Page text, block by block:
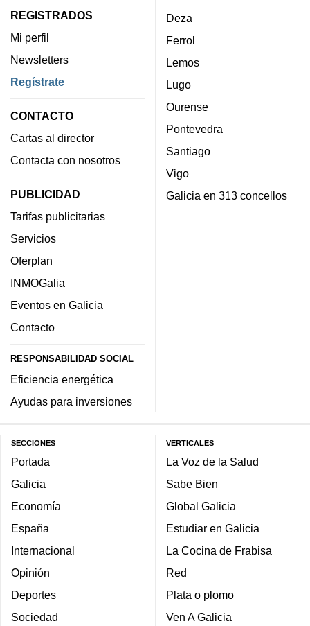
REGISTRADOS
Mi perfil
Newsletters
Regístrate
CONTACTO
Cartas al director
Contacta con nosotros
PUBLICIDAD
Tarifas publicitarias
Servicios
Oferplan
INMOGalia
Eventos en Galicia
Contacto
RESPONSABILIDAD SOCIAL
Eficiencia energética
Ayudas para inversiones
Deza
Ferrol
Lemos
Lugo
Ourense
Pontevedra
Santiago
Vigo
Galicia en 313 concellos
SECCIONES
Portada
Galicia
Economía
España
Internacional
Opinión
Deportes
Sociedad
VERTICALES
La Voz de la Salud
Sabe Bien
Global Galicia
Estudiar en Galicia
La Cocina de Frabisa
Red
Plata o plomo
Ven A Galicia